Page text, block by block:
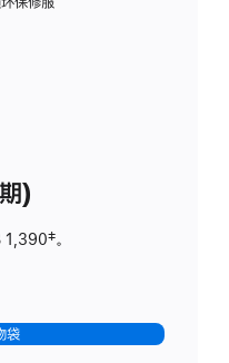
)
1,390脚
‡。
袋